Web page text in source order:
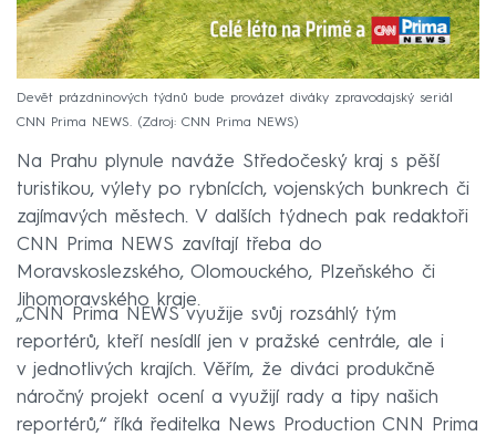
Devět prázdninových týdnů bude provázet diváky zpravodajský seriál
CNN Prima NEWS.
Zdroj: CNN Prima NEWS
Na Prahu plynule naváže Středočeský kraj s pěší
turistikou, výlety po rybnících, vojenských bunkrech či
zajímavých městech. V dalších týdnech pak redaktoři
CNN Prima NEWS zavítají třeba do
Moravskoslezského, Olomouckého, Plzeňského či
Jihomoravského kraje.
„CNN Prima NEWS využije svůj rozsáhlý tým
reportérů, kteří nesídlí jen v pražské centrále, ale i
v jednotlivých krajích. Věřím, že diváci produkčně
náročný projekt ocení a využijí rady a tipy našich
reportérů,“ říká ředitelka News Production CNN Prima